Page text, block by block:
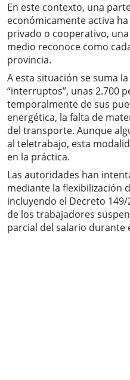
En este contexto, una
económicamente activa
privado o cooperativo,
medio reconoce como
provincia.
A esta situación se suma
“interruptos”, unas 2.700
temporalmente de sus
energética, la falta de
del transporte. Aunque
al teletrabajo, esta
en la práctica.
Las autoridades han
mediante la flexibilización
incluyendo el Decreto
de los trabajadores
parcial del salario